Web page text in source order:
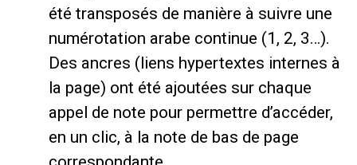
été transposés de manière à suivre une
numérotation arabe continue (1, 2, 3…).
Des ancres (liens hypertextes internes à
la page) ont été ajoutées sur chaque
appel de note pour permettre d’accéder,
en un clic, à la note de bas de page